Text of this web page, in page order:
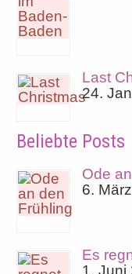
Last
24.
Beliebte Posts
Ode
6.
Es
1. Juni